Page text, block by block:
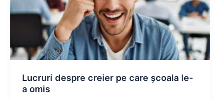
Lucruri despre creier pe care școala le-
a omis